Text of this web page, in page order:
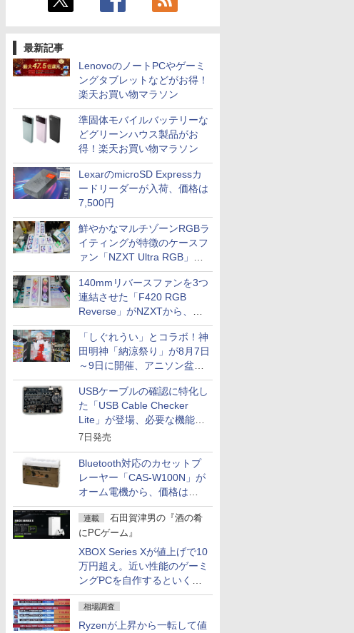
最新記事
LenovoのノートPCやゲーミ
ングタブレットなどがお得！
楽天お買い物マラソン
準固体モバイルバッテリーな
どグリーンハウス製品がお
得！楽天お買い物マラソン
LexarのmicroSD Expressカ
ードリーダーが入荷、価格は
7,500円
鮮やかなマルチゾーンRGBラ
イティングが特徴のケースフ
ァン「NZXT Ultra RGB」が
発売、計8製品
140mmリバースファンを3つ
連結させた「F420 RGB
Reverse」がNZXTから、単
一フレーム採用
「しぐれうい」とコラボ！神
田明神「納涼祭り」が8月7日
～9日に開催、アニソン盆踊
りや屋台グルメなどもあり
USBケーブルの確認に特化し
た「USB Cable Checker
Lite」が登場、必要な機能を
凝縮しコンパクトに
7日発売
Bluetooth対応のカセットプ
レーヤー「CAS-W100N」が
オーム電機から、価格は
5,940円
連載
石田賀津男の『酒の肴
にPCゲーム』
XBOX Series Xが値上げで10
万円超え。近い性能のゲーミ
ングPCを自作するといくら
になる？
相場調査
Ryzenが上昇から一転して値